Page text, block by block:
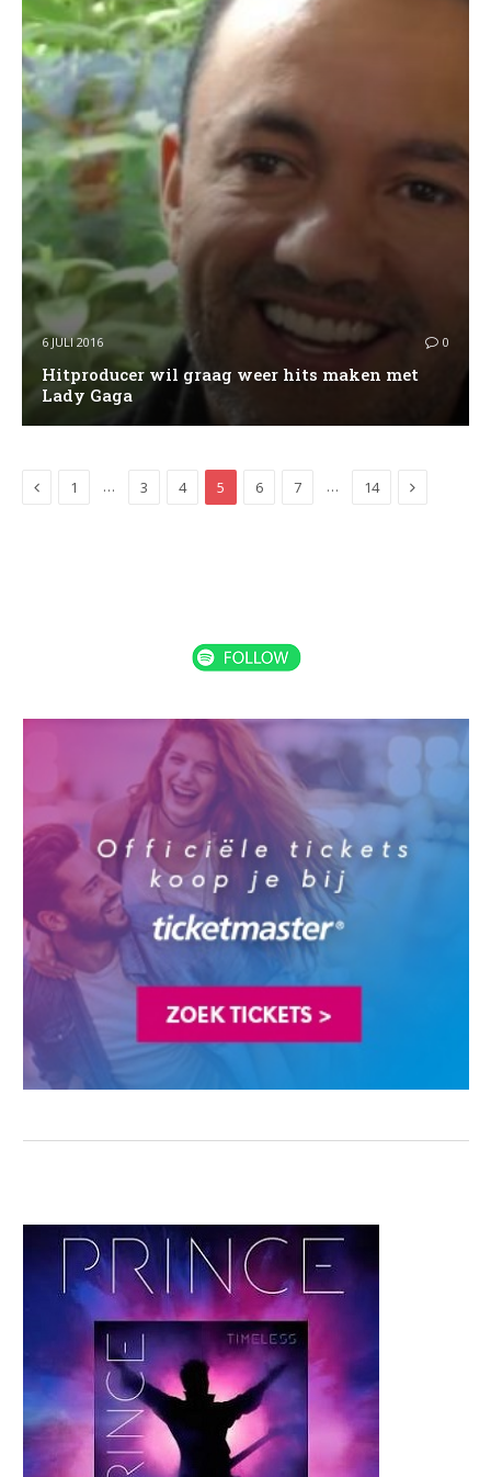
6 JULI 2016 0
Hitproducer wil graag weer hits maken met
Lady Gaga
Previous
1 … 3 4 5 6 7 … 14 Next